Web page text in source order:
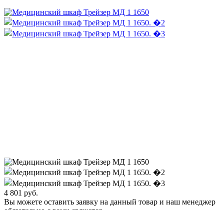
4 801 руб.
Вы можете оставить заявку на данный товар и наш менеджер